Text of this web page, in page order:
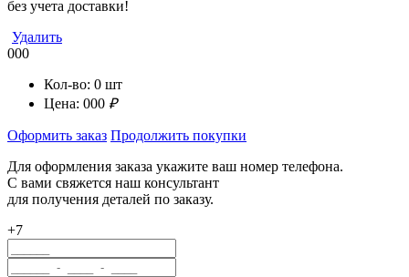
без учета доставки!
Удалить
000
Кол-во: 0 шт
Цена: 000 ₽
Оформить заказ Продолжить покупки
Для оформления заказа укажите ваш номер телефона.
С вами свяжется наш консультант
для получения деталей по заказу.
+7